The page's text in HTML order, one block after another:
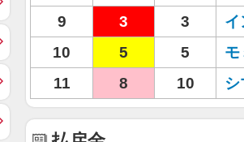
9
3 3
イ
10
5 5
モ
11
8 10